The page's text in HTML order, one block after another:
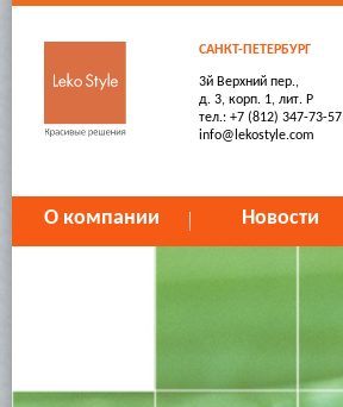
САНКТ-ПЕТЕРБУРГ
3й Верхний пер.,
д. 3, корп. 1, лит. Р
тел.: +7 (812) 347-73-57
info@lekostyle.com
О компании Новости